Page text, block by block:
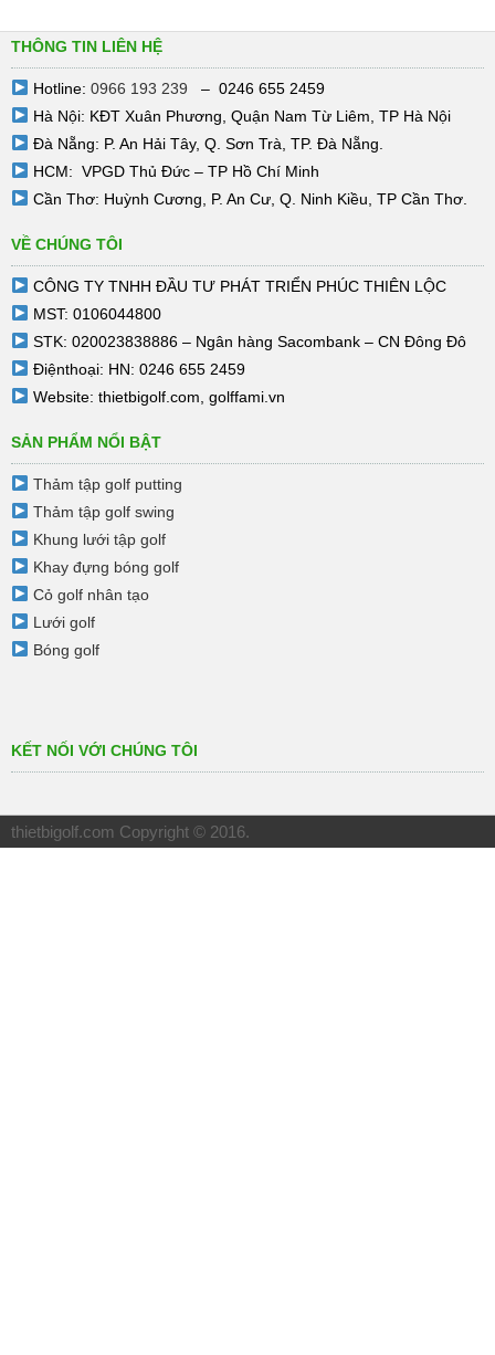
THÔNG TIN LIÊN HỆ
Hotline: 0966 193 239 – 0246 655 2459
Hà Nội: KĐT Xuân Phương, Quận Nam Từ Liêm, TP Hà Nội
Đà Nẵng: P. An Hải Tây, Q. Sơn Trà, TP. Đà Nẵng.
HCM: VPGD Thủ Đức – TP Hồ Chí Minh
Cần Thơ: Huỳnh Cương, P. An Cư, Q. Ninh Kiều, TP Cần Thơ.
VỀ CHÚNG TÔI
CÔNG TY TNHH ĐẦU TƯ PHÁT TRIỂN PHÚC THIÊN LỘC
MST: 0106044800
STK: 020023838886 – Ngân hàng Sacombank – CN Đông Đô
Điệnthoại: HN: 0246 655 2459
Website: thietbigolf.com golffami.vn
SẢN PHẨM NỔI BẬT
Thảm tập golf putting
Thảm tập golf swing
Khung lưới tập golf
Khay đựng bóng golf
Cỏ golf nhân tạo
Lưới golf
Bóng golf
KẾT NỐI VỚI CHÚNG TÔI
thietbigolf.com Copyright © 2016.